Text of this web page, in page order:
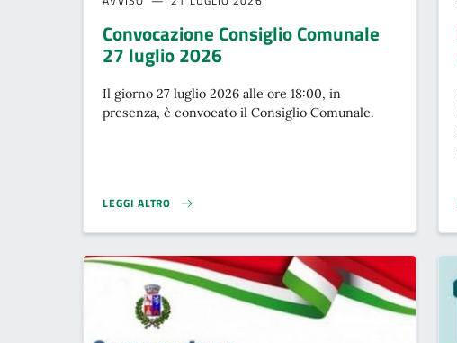
Convocazione Consiglio Comunale
27 luglio 2026
Il giorno 27 luglio 2026 alle ore 18:00, in
presenza, è convocato il Consiglio Comunale.
LEGGI ALTRO
CONVOCAZIONE CONSIGLIO COMUNALE 27 LUGLIO 2026}